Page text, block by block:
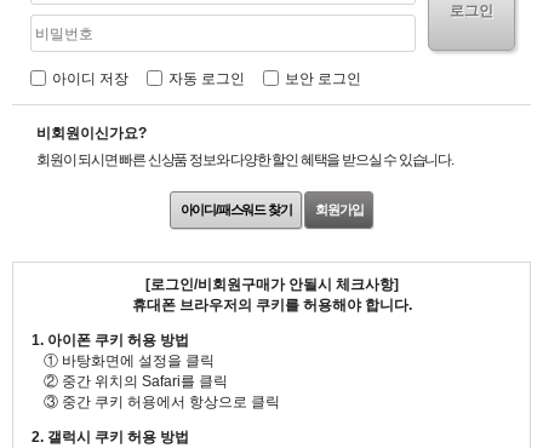
로그인
아이디 저장 자동 로그인 보안 로그인
비회원이신가요?
회원이 되시면 빠른 신상품 정보와 다양한 할인 혜택을 받으실 수 있습니다.
아이디/패스워드 찾기 회원가입
[로그인/비회원구매가 안될시 체크사항]
휴대폰 브라우저의 쿠키를 허용해야 합니다.
1. 아이폰 쿠키 허용 방법
① 바탕화면에 설정을 클릭
② 중간 위치의 Safari를 클릭
③ 중간 쿠키 허용에서 항상으로 클릭
2. 갤럭시 쿠키 허용 방법